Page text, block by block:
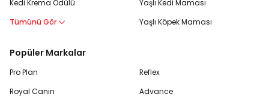
Kedi Krema Ödülü
Tümünü Gör
Yaşlı Kedi Maması
Yaşlı Köpek Maması
Popüler Markalar
Pro Plan
Royal Canin
Reflex
Advance